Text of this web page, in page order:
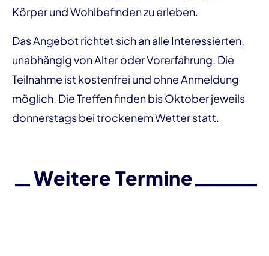
Körper und Wohlbefinden zu erleben.
Das Angebot richtet sich an alle Interessierten,
unabhängig von Alter oder Vorerfahrung. Die
Teilnahme ist kostenfrei und ohne Anmeldung
möglich. Die Treffen finden bis Oktober jeweils
donnerstags bei trockenem Wetter statt.
Weitere Termine